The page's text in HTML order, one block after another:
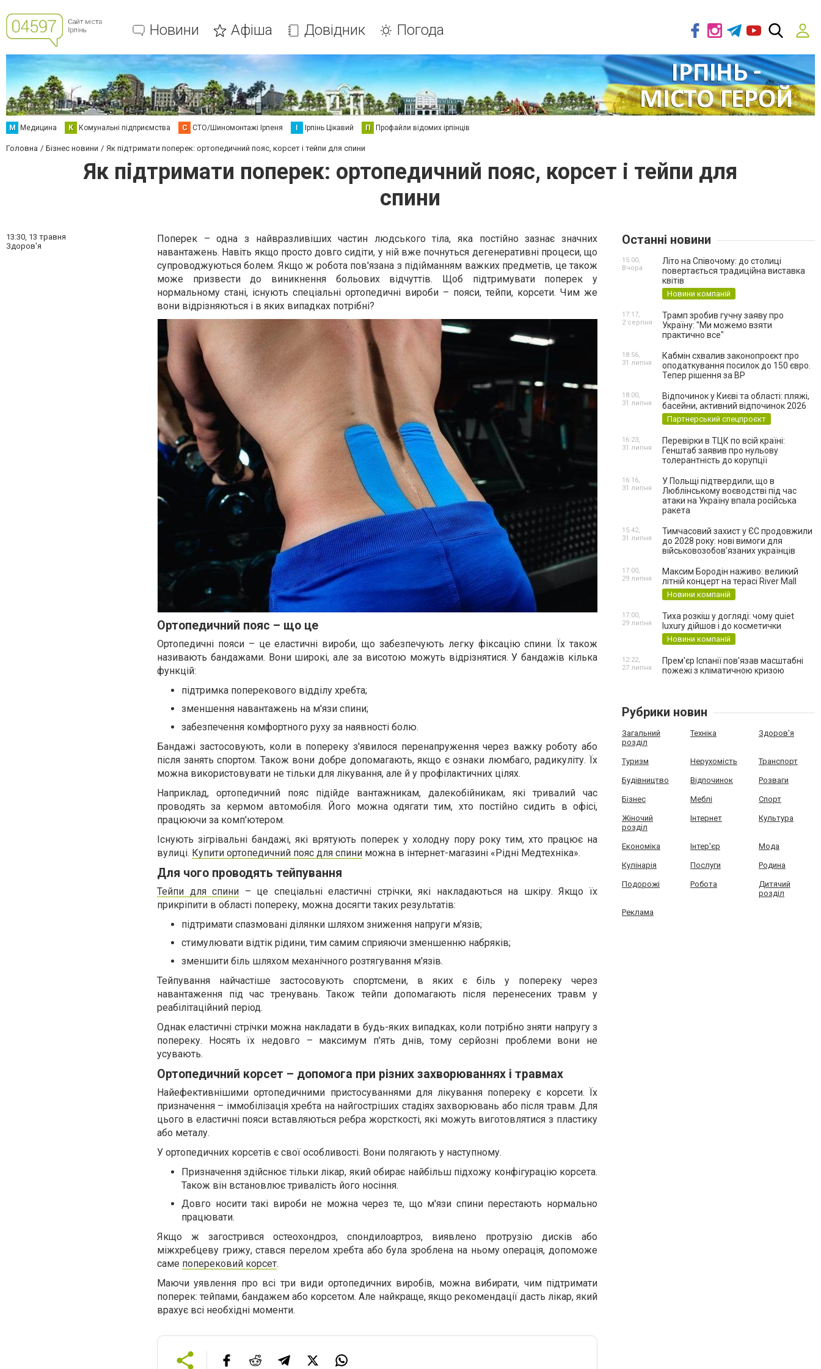
Новини Афіша Довідник Погода
М Медицина К Комунальні підприємства С СТО/Шиномонтажі Ірпеня І Ірпінь Цікавий П Профайли відомих ірпінців
Головна Бізнес новини Як підтримати поперек: ортопедичний пояс, корсет і тейпи для спини
Як підтримати поперек: ортопедичний пояс, корсет і тейпи для
спини
13:30, 13 травня
Здоров'я
Поперек – одна з найвразливіших частин людського тіла, яка постійно зазнає значних
навантажень. Навіть якщо просто довго сидіти, у ній вже почнуться дегенеративні процеси, що
супроводжуються болем. Якщо ж робота пов'язана з підійманням важких предметів, це також
може призвести до виникнення больових відчуттів. Щоб підтримувати поперек у
нормальному стані, існують спеціальні ортопедичні вироби – пояси, тейпи, корсети. Чим же
вони відрізняються і в яких випадках потрібні?
Ортопедичний пояс – що це
Ортопедичні пояси – це еластичні вироби, що забезпечують легку фіксацію спини. Їх також
називають бандажами. Вони широкі, але за висотою можуть відрізнятися. У бандажів кілька
функцій:
підтримка поперекового відділу хребта;
зменшення навантажень на м'язи спини;
забезпечення комфортного руху за наявності болю.
Бандажі застосовують, коли в попереку з'явилося перенапруження через важку роботу або
після занять спортом. Також вони добре допомагають, якщо є ознаки люмбаго, радикуліту. Їх
можна використовувати не тільки для лікування, але й у профілактичних цілях.
Наприклад, ортопедичний пояс підійде вантажникам, далекобійникам, які тривалий час
проводять за кермом автомобіля. Його можна одягати тим, хто постійно сидить в офісі,
працюючи за комп'ютером.
Існують зігрівальні бандажі, які врятують поперек у холодну пору року тим, хто працює на
вулиці. Купити ортопедичний пояс для спини можна в інтернет-магазині «Рідні Медтехніка».
Для чого проводять тейпування
Тейпи для спини – це спеціальні еластичні стрічки, які накладаються на шкіру. Якщо їх
прикріпити в області попереку, можна досягти таких результатів:
підтримати спазмовані ділянки шляхом зниження напруги м’язів;
стимулювати відтік рідини, тим самим сприяючи зменшенню набряків;
зменшити біль шляхом механічного розтягування м'язів.
Тейпування найчастіше застосовують спортсмени, в яких є біль у попереку через
навантаження під час тренувань. Також тейпи допомагають після перенесених травм у
реабілітаційний період.
Однак еластичні стрічки можна накладати в будь-яких випадках, коли потрібно зняти напругу з
попереку. Носять їх недовго – максимум п'ять днів, тому серйозні проблеми вони не
усувають.
Ортопедичний корсет – допомога при різних захворюваннях і травмах
Найефективнішими ортопедичними пристосуваннями для лікування попереку є корсети. Їх
призначення – іммобілізація хребта на найгостріших стадіях захворювань або після травм. Для
цього в еластичні пояси вставляються ребра жорсткості, які можуть виготовлятися з пластику
або металу.
У ортопедичних корсетів є свої особливості. Вони полягають у наступному.
Призначення здійснює тільки лікар, який обирає найбільш підхожу конфігурацію корсета.
Також він встановлює тривалість його носіння.
Довго носити такі вироби не можна через те, що м'язи спини перестають нормально
працювати.
Якщо ж загострився остеохондроз, спондилоартроз, виявлено протрузію дисків або
міжхребцеву грижу, стався перелом хребта або була зроблена на ньому операція, допоможе
саме поперековий корсет.
Маючи уявлення про всі три види ортопедичних виробів, можна вибирати, чим підтримати
поперек: тейпами, бандажем або корсетом. Але найкраще, якщо рекомендації дасть лікар, який
врахує всі необхідні моменти.
Останні новини
Літо на Співочому: до столиці
повертається традиційна виставка
квітів
Новини компаній
15:00,
Вчора
Трамп зробив гучну заяву про
Україну: "Ми можемо взяти
практично все"
17:17,
2 серпня
Кабмін схвалив законопроєкт про
оподаткування посилок до 150 євро.
Тепер рішення за ВР
18:56,
31 липня
Відпочинок у Києві та області: пляжі,
басейни, активний відпочинок 2026
Партнерський спецпроєкт
18:00,
31 липня
Перевірки в ТЦК по всій країні:
Генштаб заявив про нульову
толерантність до корупції
16:23,
31 липня
У Польщі підтвердили, що в
Люблінському воєводстві під час
атаки на Україну впала російська
ракета
16:16,
31 липня
Тимчасовий захист у ЄС продовжили
до 2028 року: нові вимоги для
військовозобов’язаних українців
15:42,
31 липня
Максим Бородін наживо: великий
літній концерт на терасі River Mall
Новини компаній
17:00,
29 липня
Тиха розкіш у догляді: чому quiet
luxury дійшов і до косметички
Новини компаній
17:00,
29 липня
Прем'єр Іспанії пов'язав масштабні
пожежі з кліматичною кризою
12:22,
27 липня
Рубрики новин
Загальний
розділ
Техніка Здоров'я
Туризм Нерухомість Транспорт
Будівництво Відпочинок Розваги
Бізнес Меблі Спорт
Жіночий
розділ
Інтернет Культура
Економіка Інтер'єр Мода
Кулінарія Послуги Родина
Подорожі Робота
Дитячий
розділ
Реклама